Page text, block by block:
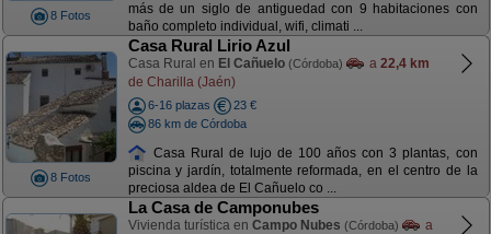
8 Fotos
más de un siglo de antiguedad con 9 habitaciones con
baño completo individual, wifi, climati ...
8 Fotos
Casa Rural Lirio Azul
Casa Rural en El Cañuelo (Córdoba) a 22,4 km
de Charilla (Jaén)
6-16 plazas
23 €
86 km de Córdoba
Casa Rural de lujo de 100 años con 3 plantas, con
piscina y jardín, totalmente reformada, en el centro de la
preciosa aldea de El Cañuelo co ...
La Casa de Camponubes
Vivienda turística en Campo Nubes (Córdoba)
a